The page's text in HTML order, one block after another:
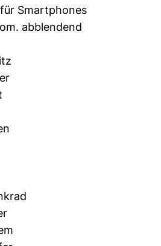
Smartphones
abblendend